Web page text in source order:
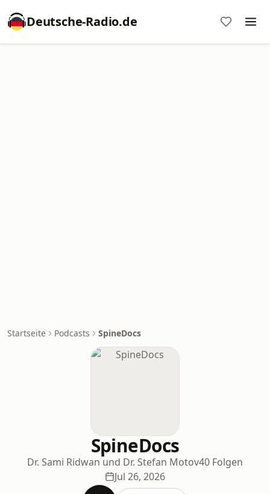
Deutsche-Radio.de
Startseite Podcasts SpineDocs
SpineDocs
Dr. Sami Ridwan und Dr. Stefan Motov40 Folgen
Jul 26, 2026